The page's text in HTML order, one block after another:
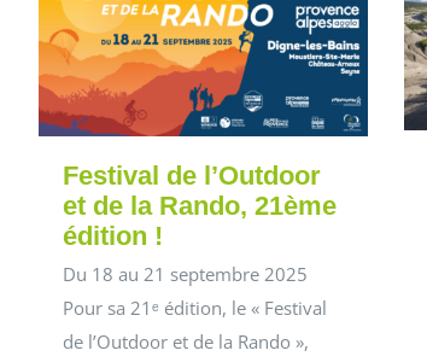
Festival de l’Outdoor
et de la Rando, 21ème
édition !
Du 18 au 21 septembre 2025
Pour sa 21ᵉ édition, le « Festival
de l’Outdoor et de la Rando »,